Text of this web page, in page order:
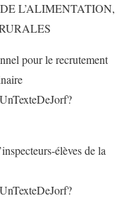
L’ALIMENTATION,
pour le recrutement
élèves de la